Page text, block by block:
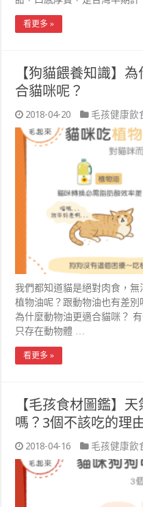
看更多 »
【狗貓餵養知識】
合貓咪呢？
2018-04-20 毛孩健康飲
我們都知道貓是絕對肉食，
植物油呢？跟動物油也有差
為什麼動物油更適合貓咪？
只存在動物體 …
看更多 »
【毛孩食材圖鑑】
嗎？3個不該吃的理
2018-04-16 毛孩健康飲